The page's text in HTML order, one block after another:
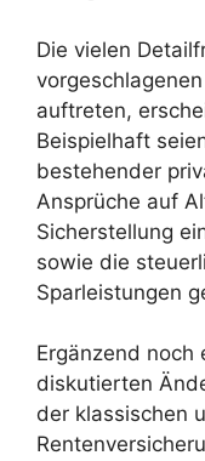
Die vielen
auftreten,
Beispielhaft
bestehender
Ansprüche auf
Sicherstellung
sowie die
Sparleistungen
Ergänzend noch
diskutierten
der klassischen